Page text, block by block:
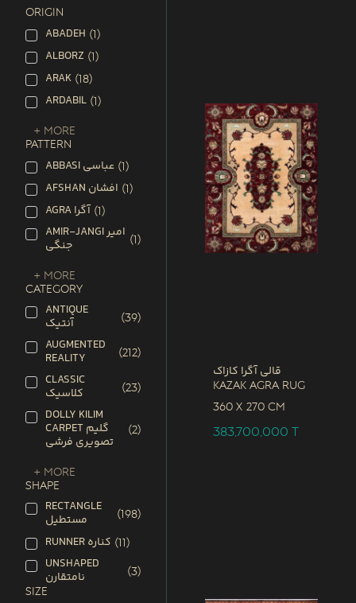
ORIGIN
ABADEH (1)
ALBORZ (1)
ARAK (18)
ARDABIL (1)
+ More
PATTERN
ABBASI عباسی (1)
AFSHAN افشان (1)
AGRA آگرا (1)
AMIR-JANGI امیر
جنگی (1)
+ More
CATEGORY
ANTIQUE
آنتیک (39)
AUGMENTED
REALITY (212)
CLASSIC
کلاسیک (23)
DOLLY KILIM
CARPET گلیم
تصویری فرشی
(2)
+ More
SHAPE
RECTANGLE
مستطیل (198)
RUNNER کناره (11)
UNSHAPED
نامتقارن (3)
SIZE
قالی آگرا کازاک
Kazak Agra Rug
360 x 270 CM
383,700,000T